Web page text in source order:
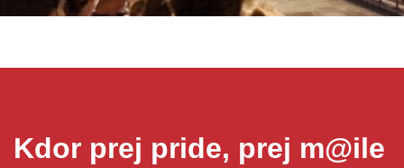
Kdor prej pride, prej m@ile